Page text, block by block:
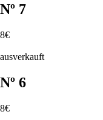
Nº 7
8€
ausverkauft
Nº 6
8€